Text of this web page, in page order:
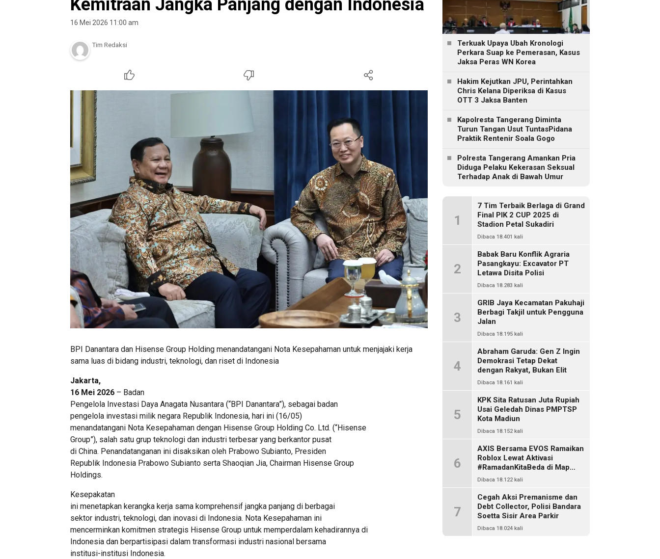
Kemitraan Jangka Panjang dengan Indonesia
16 Mei 2026 11:00 am
Tim Redaksi
BPI Danantara dan Hisense Group Holding menandatangani Nota Kesepahaman untuk menjajaki kerja
sama luas di bidang industri, teknologi, dan riset di Indonesia
Jakarta,
16 Mei 2026 – Badan
Pengelola Investasi Daya Anagata Nusantara (“BPI Danantara”), sebagai badan
pengelola investasi milik negara Republik Indonesia, hari ini (16/05)
menandatangani Nota Kesepahaman dengan Hisense Group Holding Co. Ltd. (“Hisense
Group”), salah satu grup teknologi dan industri terbesar yang berkantor pusat
di China. Penandatanganan ini disaksikan oleh Prabowo Subianto, Presiden
Republik Indonesia Prabowo Subianto serta Shaoqian Jia, Chairman Hisense Group
Holdings.
Kesepakatan
ini menetapkan kerangka kerja sama komprehensif jangka panjang di berbagai
sektor industri, teknologi, dan inovasi di Indonesia. Nota Kesepahaman ini
mencerminkan komitmen strategis Hisense Group untuk memperdalam kehadirannya di
Indonesia dan berpartisipasi dalam transformasi industri nasional bersama
institusi-institusi Indonesia.
Terkuak Upaya Ubah Kronologi
Perkara Suap ke Pemerasan, Kasus
Jaksa Peras WN Korea
Hakim Kejutkan JPU, Perintahkan
Chris Kelana Diperiksa di Kasus
OTT 3 Jaksa Banten
Kapolresta Tangerang Diminta
Turun Tangan Usut TuntasPidana
Praktik Rentenir Soala Gogo
Polresta Tangerang Amankan Pria
Diduga Pelaku Kekerasan Seksual
Terhadap Anak di Bawah Umur
1
7 Tim Terbaik Berlaga di Grand
Final PIK 2 CUP 2025 di
Stadion Petal Sukadiri
Dibaca 18.401 kali
2
Babak Baru Konflik Agraria
Pasangkayu: Excavator PT
Letawa Disita Polisi
Dibaca 18.283 kali
3
GRIB Jaya Kecamatan Pakuhaji
Berbagi Takjil untuk Pengguna
Jalan
Dibaca 18.195 kali
4
Abraham Garuda: Gen Z Ingin
Demokrasi Tetap Dekat
dengan Rakyat, Bukan Elit
Dibaca 18.161 kali
5
KPK Sita Ratusan Juta Rupiah
Usai Geledah Dinas PMPTSP
Kota Madiun
Dibaca 18.152 kali
6
AXIS Bersama EVOS Ramaikan
Roblox Lewat Aktivasi
#RamadanKitaBeda di Map
Indo Chat
Dibaca 18.122 kali
7
Cegah Aksi Premanisme dan
Debt Collector, Polisi Bandara
Soetta Sisir Area Parkir
Dibaca 18.024 kali